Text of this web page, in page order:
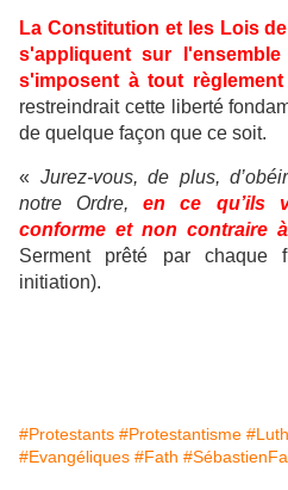
La Constitution et les Lois
s'appliquent sur
s'imposent à tout
restreindrait cette liberté
de quelque façon que ce soit.
« Jurez-vous, de plus,
notre Ordre,en ce qu’ils
conforme et non contraire
Serment prêté par chaque
initiation).
#Protestants #Protestantisme
#Evangéliques #Fath